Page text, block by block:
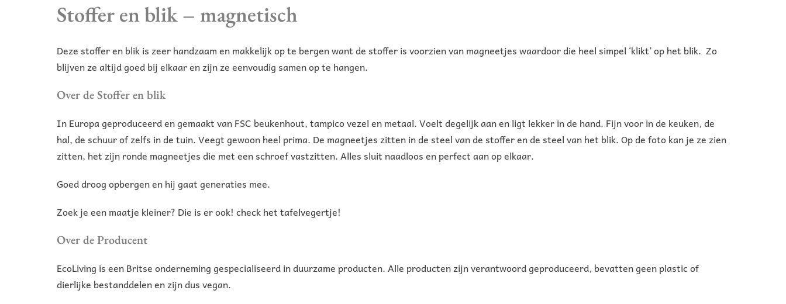
Stoffer en blik – magnetisch
Deze stoffer en blik is zeer handzaam en makkelijk op te bergen want de stoffer is voorzien van magneetjes waardoor die heel simpel ‘klikt’ op het blik. Zo
blijven ze altijd goed bij elkaar en zijn ze eenvoudig samen op te hangen.
Over de Stoffer en blik
In Europa geproduceerd en gemaakt van FSC beukenhout, tampico vezel en metaal. Voelt degelijk aan en ligt lekker in de hand. Fijn voor in de keuken, de
hal, de schuur of zelfs in de tuin. Veegt gewoon heel prima. De magneetjes zitten in de steel van de stoffer en de steel van het blik. Op de foto kan je ze zien
zitten, het zijn ronde magneetjes die met een schroef vastzitten. Alles sluit naadloos en perfect aan op elkaar.
Goed droog opbergen en hij gaat generaties mee.
Zoek je een maatje kleiner? Die is er ook! check het tafelvegertje!
Over de Producent
EcoLiving is een Britse onderneming gespecialiseerd in duurzame producten. Alle producten zijn verantwoord geproduceerd, bevatten geen plastic of
dierlijke bestanddelen en zijn dus vegan.